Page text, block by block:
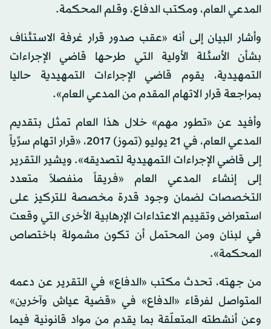
المدعي العام، ومكتب الدفاع، وقلم المحكمة.
وأشار البيان إلى أنه «عقب صدور قرار غرفة الاستئناف
بشأن الأسئلة الأولية التي طرحها قاضي الإجراءات
التمهيدية، يقوم قاضي الإجراءات التمهيدية حاليا
بمراجعة قرار الاتهام المقدم من المدعي العام».
وأفيد عن «تطور مهم» خلال هذا العام تمثل بتقديم
المدعي العام، في 21 يوليو (تموز) 2017، «قرار اتهام سرِّياً
إلى قاضي الإجراءات التمهيدية لتصديقه». ويشير التقرير
إلى إنشاء المدعي العام «فريقاً منفصلاً متعدد
التخصصات لضمان وجود قدرة مخصصة للتركيز على
استعراض وتقييم الاعتداءات الإرهابية الأخرى التي وقعت
في لبنان ومن المحتمل أن تكون مشمولة باختصاص
المحكمة».
من جهته، تحدث مكتب «الدفاع» في التقرير عن دعمه
المتواصل لفرقاء «الدفاع» في «قضية عياش وآخرين»
وعن أنشطته المتعلّقة بما يقدم من مواد قانونية فيما